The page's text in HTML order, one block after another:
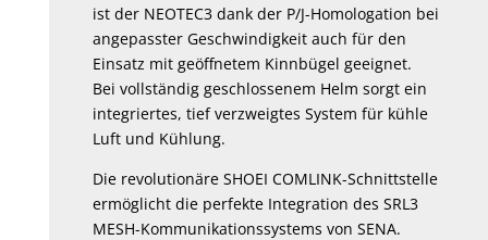
ist der NEOTEC3 dank der P/J-Homologation bei
angepasster Geschwindigkeit auch für den
Einsatz mit geöffnetem Kinnbügel geeignet.
Bei vollständig geschlossenem Helm sorgt ein
integriertes, tief verzweigtes System für kühle
Luft und Kühlung.
Die revolutionäre SHOEI COMLINK-Schnittstelle
ermöglicht die perfekte Integration des SRL3
MESH-Kommunikationssystems von SENA.